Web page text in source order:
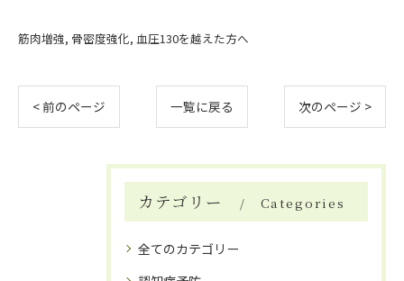
筋肉増強 骨密度強化 血圧130を越えた方へ
< 前のページ 一覧に戻る 次のページ >
カテゴリー Categories
全てのカテゴリー